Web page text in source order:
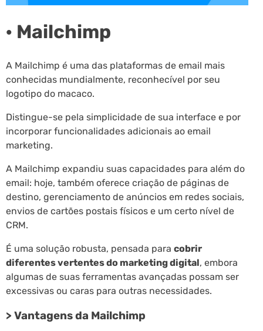
· Mailchimp
A Mailchimp é uma das plataformas de email mais
conhecidas mundialmente, reconhecível por seu
logotipo do macaco.
Distingue-se pela simplicidade de sua interface e por
incorporar funcionalidades adicionais ao email
marketing.
A Mailchimp expandiu suas capacidades para além do
email: hoje, também oferece criação de páginas de
destino, gerenciamento de anúncios em redes sociais,
envios de cartões postais físicos e um certo nível de
CRM.
É uma solução robusta, pensada para cobrir
diferentes vertentes do marketing digital, embora
algumas de suas ferramentas avançadas possam ser
excessivas ou caras para outras necessidades.
> Vantagens da Mailchimp